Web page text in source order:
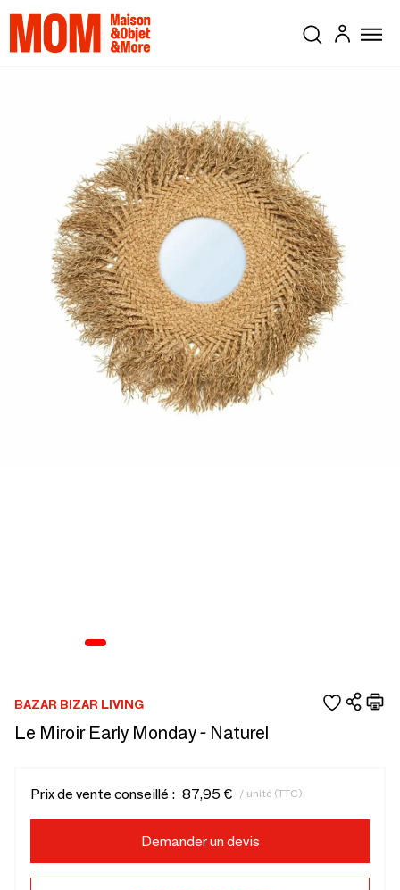
BAZAR BIZAR LIVING
Le Miroir Early Monday - Naturel
Prix de vente conseillé : 87,95 € / unité (TTC)
Demander un devis